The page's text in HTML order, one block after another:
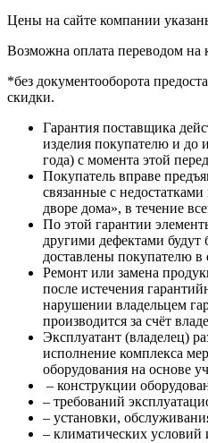
Цены на сайте компании
Возможна оплата переводом
*без документооборота
скидки.
Гарантия поставщика
изделия покупателю и до
года) с момента этой
Покупатель вправе
связанные с
дворе дома», в течение
По этой гарантии
другими дефектами будут
доставлены покупателю
Ремонт или замена
после истечения
нарушении владельцем
производится за счёт
Эксплуатант (владелец)
исполнение комплекса
оборудования на основе
– конструкции
– требований
– установки,
– климатических условий